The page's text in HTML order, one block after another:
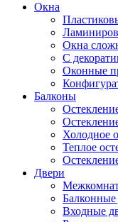
Окна
Окна
С
Оконные
Балконы
Холодное
Теплое
Двери
Балконные
Входные